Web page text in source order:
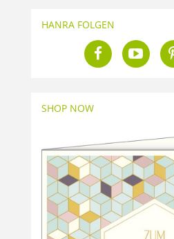
HANRA FOLGEN
SHOP NOW